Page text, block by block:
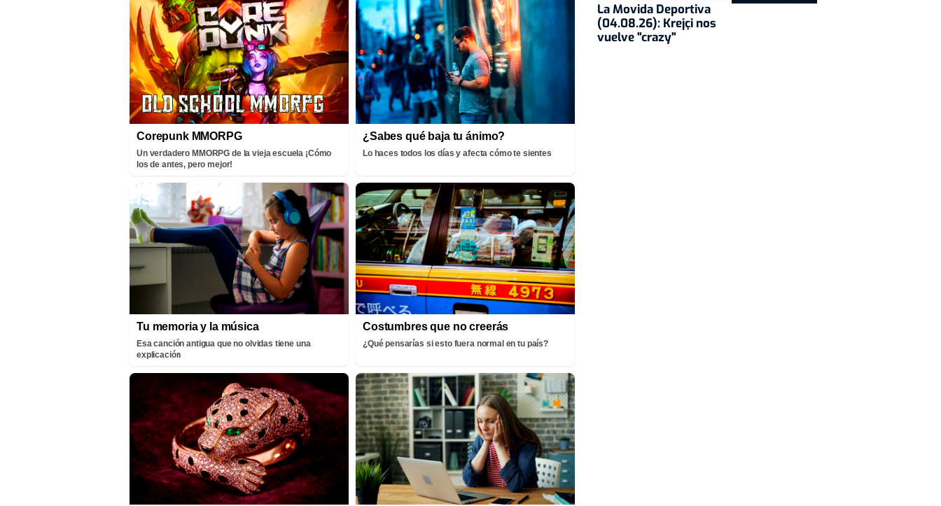
Corepunk MMORPG
Un verdadero MMORPG de la vieja escuela ¡Cómo
los de antes, pero mejor!
¿Sabes qué baja tu ánimo?
Lo haces todos los días y afecta cómo te sientes
Tu memoria y la música
Esa canción antigua que no olvidas tiene una
explicación
Costumbres que no creerás
¿Qué pensarías si esto fuera normal en tu país?
La Movida Deportiva
(04.08.26): Krejçi nos
vuelve "crazy"